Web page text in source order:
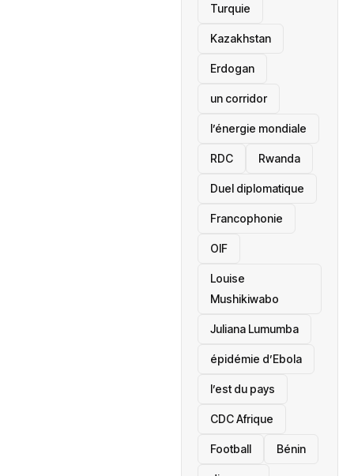
‎Turquie
Kazakhstan
Erdogan
un corridor
l’énergie mondiale
RDC Rwanda
Duel diplomatique
Francophonie
OIF
Louise
Mushikiwabo
Juliana Lumumba
épidémie d’Ebola
l’est du pays
CDC Afrique
Football Bénin